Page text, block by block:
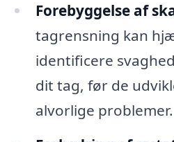
Forebyggelse af
tagrensning kan
identificere
dit tag, før de
alvorlige problemer.